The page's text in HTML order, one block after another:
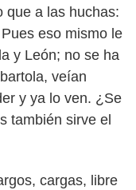
que a las huchas:
eso mismo le
y León; no se ha
veían
y ya lo ven. ¿Se
también sirve el
cargas, libre